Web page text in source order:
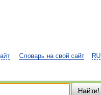
RU
Словарь на свой сайт
Найти!